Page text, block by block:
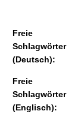
Freie
Schlagwörter
(Deutsch):
Freie
Schlagwörter
(Englisch):